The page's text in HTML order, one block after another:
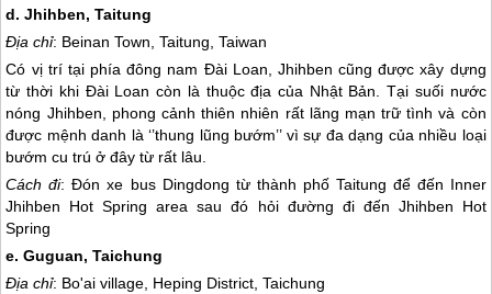
d. Jhihben, Taitung
Địa chỉ: Beinan Town, Taitung, Taiwan
Có vị trí tại phía đông nam Đài Loan, Jhihben cũng được xây dựng
từ thời khi Đài Loan còn là thuộc địa của Nhật Bản. Tại suối nước
nóng Jhihben, phong cảnh thiên nhiên rất lãng mạn trữ tình và còn
được mệnh danh là ‘’thung lũng bướm’’ vì sự đa dạng của nhiều loại
bướm cu trú ở đây từ rất lâu.
Cách đi: Đón xe bus Dingdong từ thành phố Taitung để đến Inner
Jhihben Hot Spring area sau đó hỏi đường đi đến Jhihben Hot
Spring
e. Guguan, Taichung
Địa chỉ: Bo'ai village, Heping District, Taichung